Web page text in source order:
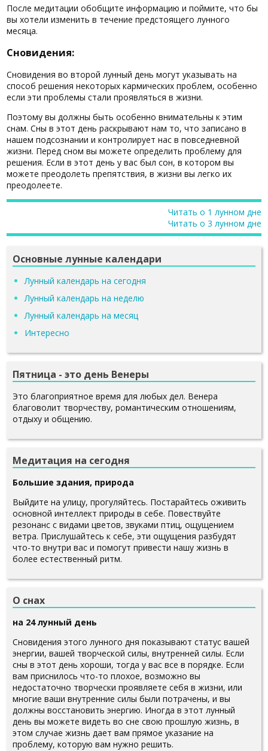
После медитации обобщите информацию и поймите, что бы
вы хотели изменить в течение предстоящего лунного
месяца.
Сновидения:
Сновидения во второй лунный день могут указывать на
способ решения некоторых кармических проблем, особенно
если эти проблемы стали проявляться в жизни.
Поэтому вы должны быть особенно внимательны к этим
снам. Сны в этот день раскрывают нам то, что записано в
нашем подсознании и контролирует нас в повседневной
жизни. Перед сном вы можете определить проблему для
решения. Если в этот день у вас был сон, в котором вы
можете преодолеть препятствия, в жизни вы легко их
преодолеете.
Читать о 1 лунном дне
Читать о 3 лунном дне
Основные лунные календари
Лунный календарь на сегодня
Лунный календарь на неделю
Лунный календарь на месяц
Интересно
Пятница - это день Венеры
Это благоприятное время для любых дел. Венера
благоволит творчеству, романтическим отношениям,
отдыху и общению.
Медитация на сегодня
Большие здания, природа
Выйдите на улицу, прогуляйтесь. Постарайтесь оживить
основной интеллект природы в себе. Повествуйте
резонанс с видами цветов, звуками птиц, ощущением
ветра. Прислушайтесь к себе, эти ощущения разбудят
что-то внутри вас и помогут привести нашу жизнь в
более естественный ритм.
О снах
на 24 лунный день
Сновидения этого лунного дня показывают статус вашей
энергии, вашей творческой силы, внутренней силы. Если
сны в этот день хороши, тогда у вас все в порядке. Если
вам приснилось что-то плохое, возможно вы
недостаточно творчески проявляете себя в жизни, или
многие ваши внутренние силы были потрачены, и вы
должны восстановить энергию. Иногда в этот лунный
день вы можете видеть во сне свою прошлую жизнь, в
этом случае жизнь дает вам прямое указание на
проблему, которую вам нужно решить.